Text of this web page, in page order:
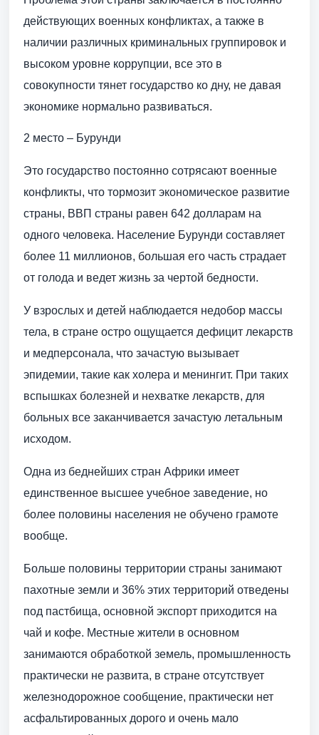
действующих военных конфликтах, а также в
наличии различных криминальных группировок и
высоком уровне коррупции, все это в
совокупности тянет государство ко дну, не давая
экономике нормально развиваться.
2 место – Бурунди
Это государство постоянно сотрясают военные
конфликты, что тормозит экономическое развитие
страны, ВВП страны равен 642 долларам на
одного человека. Население Бурунди составляет
более 11 миллионов, большая его часть страдает
от голода и ведет жизнь за чертой бедности.
У взрослых и детей наблюдается недобор массы
тела, в стране остро ощущается дефицит лекарств
и медперсонала, что зачастую вызывает
эпидемии, такие как холера и менингит. При таких
вспышках болезней и нехватке лекарств, для
больных все заканчивается зачастую летальным
исходом.
Одна из беднейших стран Африки имеет
единственное высшее учебное заведение, но
более половины населения не обучено грамоте
вообще.
Больше половины территории страны занимают
пахотные земли и 36% этих территорий отведены
под пастбища, основной экспорт приходится на
чай и кофе. Местные жители в основном
занимаются обработкой земель, промышленность
практически не развита, в стране отсутствует
железнодорожное сообщение, практически нет
асфальтированных дорого и очень мало